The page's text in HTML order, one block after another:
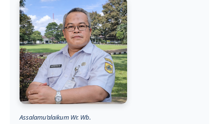
Assalamu’alaikum Wr. Wb.